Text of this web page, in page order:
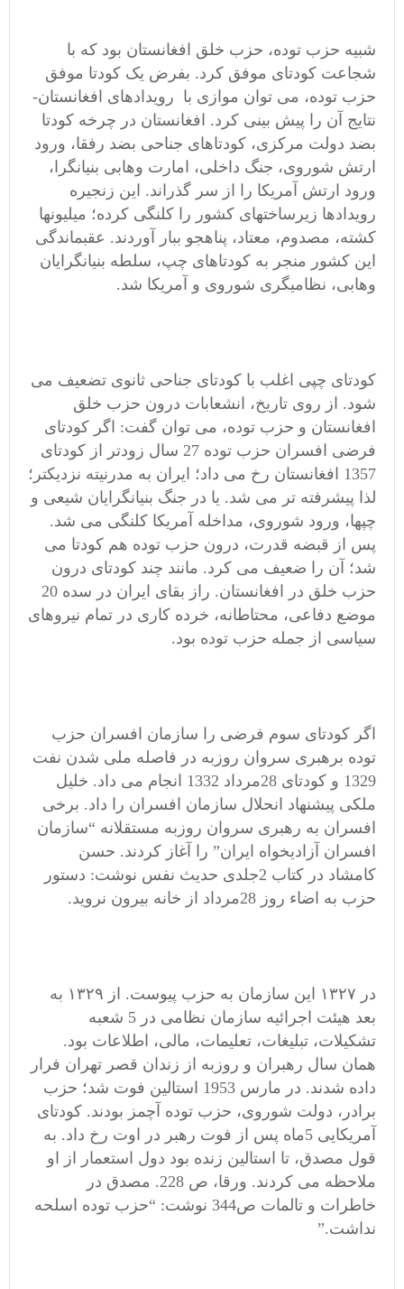
شبیه حزب توده، حزب خلق افغانستان بود که با
شجاعت کودتای موفق کرد. بفرض یک کودتا موفق
حزب توده، می توان موازی با رویدادهای افغانستان-
نتایج آن را پیش بینی کرد. افغانستان در چرخه کودتا
بضد دولت مرکزی، کودتاهای جناحی بضد رفقا، ورود
ارتش شوروی، جنگ داخلی، امارت وهابی بنیانگرا،
ورود ارتش آمریکا را از سر گذراند. این زنجیره
رویدادها زیرساختهای کشور را کلنگی کرده؛ میلیونها
کشته، مصدوم، معتاد، پناهجو ببار آوردند. عقبماندگی
این کشور منجر به کودتاهای چپ، سلطه بنیانگرایان
وهابی، نظامیگری شوروی و آمریکا شد.
کودتای چپی اغلب با کودتای جناحی ثانوی تضعیف می
شود. از روی تاریخ، انشعابات درون حزب خلق
افغانستان و حزب توده، می توان گفت: اگر کودتای
فرضی افسران حزب توده 27 سال زودتر از کودتای
1357 افغانستان رخ می داد؛ ایران به مدرنیته نزدیکتر؛
لذا پیشرفته تر می شد. یا در جنگ بنیانگرایان شیعی و
چپها، ورود شوروی، مداخله آمریکا کلنگی می شد.
پس از قبضه قدرت، درون حزب توده هم کودتا می
شد؛ آن را ضعیف می کرد. مانند چند کودتای درون
حزب خلق در افغانستان. راز بقای ایران در سده 20
موضع دفاعی، محتاطانه، خرده کاری در تمام نیروهای
سیاسی از جمله حزب توده بود.
اگر کودتای سوم فرضی را سازمان افسران حزب
توده برهبری سروان روزبه در فاصله ملی شدن نفت
1329 و کودتای 28مرداد 1332 انجام می داد. خلیل
ملکی پیشنهاد انحلال سازمان افسران را داد. برخی
افسران به رهبری سروان روزبه مستقلانه “سازمان
افسران آزادیخواه ایران” را آغاز کردند. حسن
کامشاد در کتاب 2جلدی حدیث نفس نوشت: دستور
حزب به اضاء روز 28مرداد از خانه بیرون نروید.
در ۱۳۲۷ این سازمان به حزب پیوست. از ۱۳۲۹ به
بعد هیئت اجرائیه سازمان نظامی در 5 شعبه
تشکیلات، تبلیغات، تعلیمات، مالی، اطلاعات بود.
همان سال رهبران و روزبه از زندان قصر تهران فرار
داده شدند. در مارس 1953 استالین فوت شد؛ حزب
برادر، دولت شوروی، حزب توده آچمز بودند. کودتای
آمریکایی 5ماه پس از فوت رهبر در اوت رخ داد. به
قول مصدق، تا استالین زنده بود دول استعمار از او
ملاحظه می کردند. ورقا، ص 228. مصدق در
خاطرات و تالمات ص344 نوشت: “حزب توده اسلحه
نداشت.”